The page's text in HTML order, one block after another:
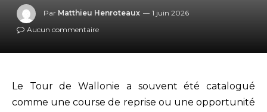
Par Matthieu Henroteaux
1 juin 2026
Aucun commentaire
Le Tour de Wallonie a souvent été catalogué
comme une course de reprise ou une opportunité